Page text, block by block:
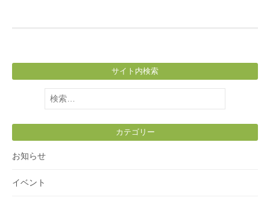
サイト内検索
検
索:
カテゴリー
お知らせ
イベント